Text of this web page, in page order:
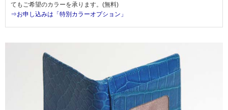
てもご希望のカラーを承ります。(無料)
⇒お申し込みは「特別カラーオプション」